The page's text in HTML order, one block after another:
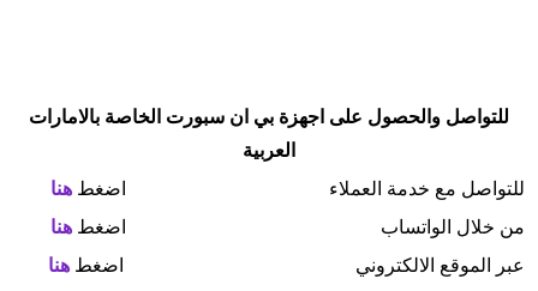
للتواصل والحصول على اجهزة بي ان سبورت الخاصة بالامارات
العربية
للتواصل مع خدمة العملاء
اضغط هنا
من خلال الواتساب
اضغط هنا
عبر الموقع الالكتروني
اضغط هنا